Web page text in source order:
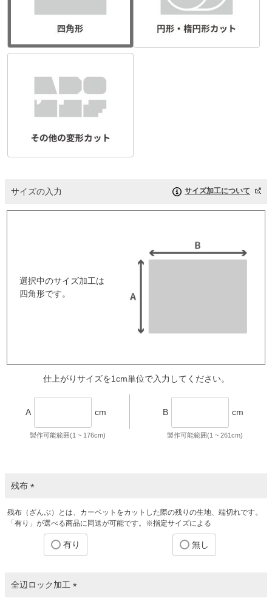
サイズの入力 サイズ加工について
選択中のサイズ加工は
四角形です。
仕上がりサイズを1cm単位で入力してください。
A cm
製作可能範囲(1 ~ 176cm)
B cm
製作可能範囲(1 ~ 261cm)
残布
必
須
残布（ざんぷ）とは、カーペットをカットした際の残りの生地、端切れです。
「有り」が選べる商品に同送が可能です。※指定サイズによる
有り 無し
全辺ロック加工